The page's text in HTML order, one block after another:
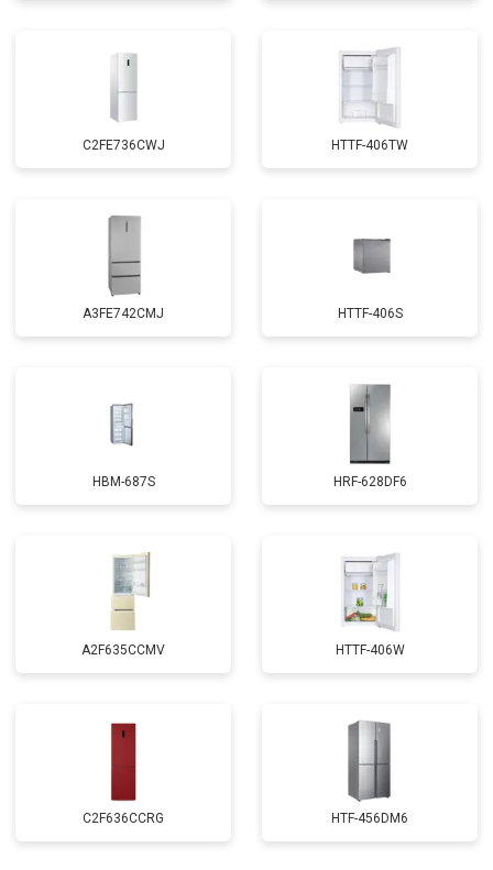
C2FE736CWJ HTTF-406TW
A3FE742CMJ HTTF-406S
HBM-687S HRF-628DF6
A2F635CCMV HTTF-406W
C2F636CCRG HTF-456DM6